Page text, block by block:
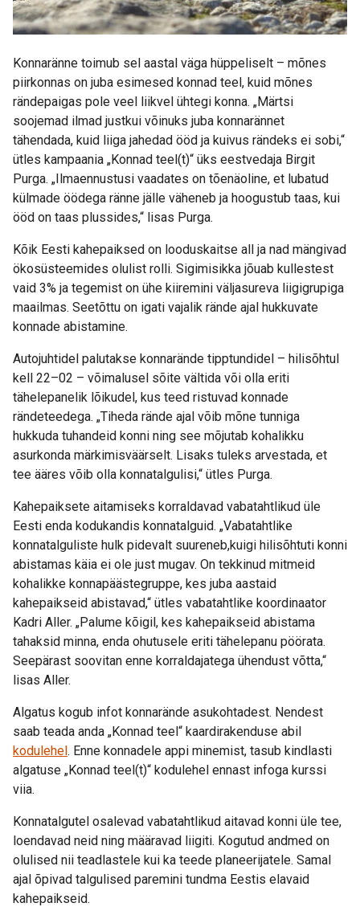
Konnaränne toimub sel aastal väga hüppeliselt – mõnes
piirkonnas on juba esimesed konnad teel, kuid mõnes
rändepaigas pole veel liikvel ühtegi konna. „Märtsi
soojemad ilmad justkui võinuks juba konnarännet
tähendada, kuid liiga jahedad ööd ja kuivus rändeks ei sobi,“
ütles kampaania „Konnad teel(t)“ üks eestvedaja Birgit
Purga. „Ilmaennustusi vaadates on tõenäoline, et lubatud
külmade öödega ränne jälle väheneb ja hoogustub taas, kui
ööd on taas plussides,“ lisas Purga.
Kõik Eesti kahepaiksed on looduskaitse all ja nad mängivad
ökosüsteemides olulist rolli. Sigimisikka jõuab kullestest
vaid 3% ja tegemist on ühe kiiremini väljasureva liigigrupiga
maailmas. Seetõttu on igati vajalik rände ajal hukkuvate
konnade abistamine.
Autojuhtidel palutakse konnarände tipptundidel – hilisõhtul
kell 22–02 – võimalusel sõite vältida või olla eriti
tähelepanelik lõikudel, kus teed ristuvad konnade
rändeteedega. „Tiheda rände ajal võib mõne tunniga
hukkuda tuhandeid konni ning see mõjutab kohalikku
asurkonda märkimisväärselt. Lisaks tuleks arvestada, et
tee ääres võib olla konnatalgulisi,“ ütles Purga.
Kahepaiksete aitamiseks korraldavad vabatahtlikud üle
Eesti enda kodukandis konnatalguid. „Vabatahtlike
konnatalguliste hulk pidevalt suureneb,kuigi hilisõhtuti konni
abistamas käia ei ole just mugav. On tekkinud mitmeid
kohalikke konnapäästegruppe, kes juba aastaid
kahepaikseid abistavad,“ ütles vabatahtlike koordinaator
Kadri Aller. „Palume kõigil, kes kahepaikseid abistama
tahaksid minna, enda ohutusele eriti tähelepanu pöörata.
Seepärast soovitan enne korraldajatega ühendust võtta,“
lisas Aller.
Algatus kogub infot konnarände asukohtadest. Nendest
saab teada anda „Konnad teel“ kaardirakenduse abil
kodulehel. Enne konnadele appi minemist, tasub kindlasti
algatuse „Konnad teel(t)“ kodulehel ennast infoga kurssi
viia.
Konnatalgutel osalevad vabatahtlikud aitavad konni üle tee,
loendavad neid ning määravad liigiti. Kogutud andmed on
olulised nii teadlastele kui ka teede planeerijatele. Samal
ajal õpivad talgulised paremini tundma Eestis elavaid
kahepaikseid.